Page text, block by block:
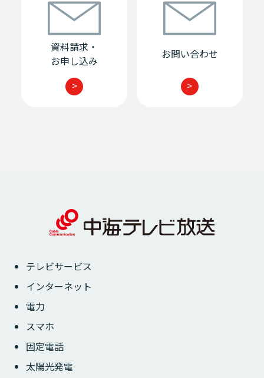
資料請求・
お申し込み
>
お問い合わせ
>
テレビサービス
インターネット
電力
スマホ
固定電話
太陽光発電